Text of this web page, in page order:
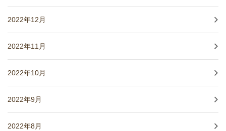
2022年12月
2022年11月
2022年10月
2022年9月
2022年8月